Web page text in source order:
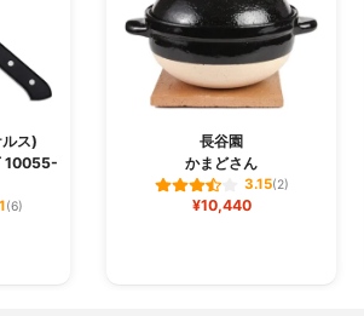
ス)
10055-
(6)
長谷園
かまどさん
3.15(2)
¥10,440